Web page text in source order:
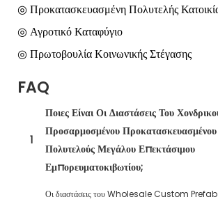
◎ Προκατασκευασμένη Πολυτελής
◎ Αγροτικό Καταφύγιο
◎ Πρωτοβουλία Κοινωνικής Στέγασης
FAQ
1
Ποιες Είναι Οι Διαστάσεις Του
Προσαρμοσμένου Προκατασκευασμένου
Πολυτελούς Μεγάλου Επεκτάσιμου
Εμπορευματοκιβωτίου;
Οι διαστάσεις του Wholesale Custom